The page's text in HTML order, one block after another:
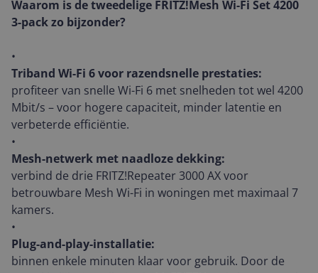
Waarom is de tweedelige FRITZ!Mesh Wi-Fi Set 4200
3-pack zo bijzonder?
•
Triband Wi-Fi 6 voor razendsnelle prestaties:
profiteer van snelle Wi-Fi 6 met snelheden tot wel 4200
Mbit/s – voor hogere capaciteit, minder latentie en
verbeterde efficiëntie.
•
Mesh-netwerk met naadloze dekking:
verbind de drie FRITZ!Repeater 3000 AX voor
betrouwbare Mesh Wi-Fi in woningen met maximaal 7
kamers.
•
Plug-and-play-installatie:
binnen enkele minuten klaar voor gebruik. Door de